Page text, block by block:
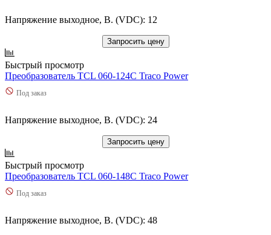
Напряжение выходное, В. (VDC): 12
Запросить цену
Быстрый просмотр
Преобразователь TCL 060-124C Traco Power
Под заказ
Напряжение выходное, В. (VDC): 24
Запросить цену
Быстрый просмотр
Преобразователь TCL 060-148C Traco Power
Под заказ
Напряжение выходное, В. (VDC): 48